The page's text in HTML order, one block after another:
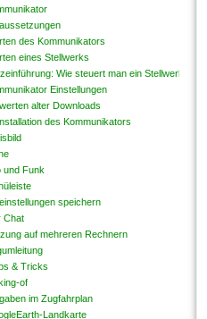
des Kommunikators
eines Stellwerks
Wie steuert man ein Stellwerk?
Einstellungen
alter Downloads
des Kommunikators
und Funk
speichern
Chat
auf mehreren Rechnern
& Tricks
of
im Zugfahrplan
Landkarte